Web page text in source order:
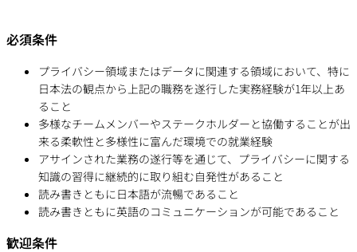
必須条件
プライバシー領域またはデータに関連する領域において、特に
日本法の観点から上記の職務を遂行した実務経験が1年以上あ
ること
多様なチームメンバーやステークホルダーと協働することが出
来る柔軟性と多様性に富んだ環境での就業経験
アサインされた業務の遂行等を通じて、プライバシーに関する
知識の習得に継続的に取り組む自発性があること
読み書きともに日本語が流暢であること
読み書きともに英語のコミュニケーションが可能であること
歓迎条件